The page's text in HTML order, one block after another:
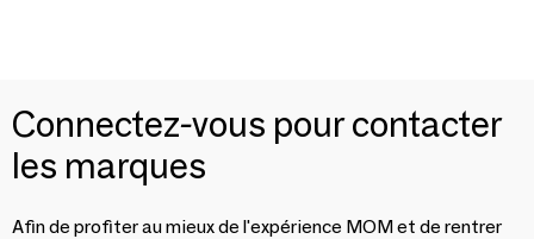
Connectez-vous pour contacter
les marques
Afin de profiter au mieux de l'expérience MOM et de rentrer